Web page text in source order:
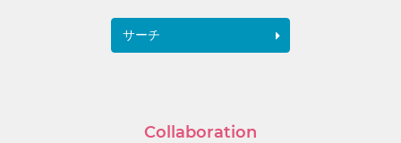
サーチ
Collaboration